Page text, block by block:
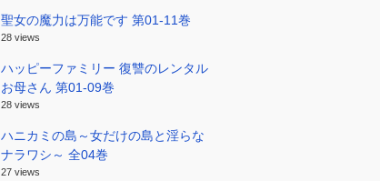
聖女の魔力は万能です 第01-11巻
28 views
ハッピーファミリー 復讐のレンタル
お母さん 第01-09巻
28 views
ハニカミの島～女だけの島と淫らな
ナラワシ～ 全04巻
27 views